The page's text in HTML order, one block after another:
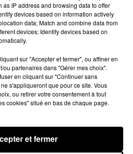
un grave dans un
la matinée, vendredi 7 août à
direction d'Orléans.
Voir plus
as IP address and browsing data to offer
devices based on information actively
data; Match and combine data from
devices; Identify devices based on
sur "Accepter et fermer", ou affiner en
partenaires dans "Gérer mes choix".
en cliquant sur "Continuer sans
s'appliqueront que pour ce site. Vous
ou retirer votre consentement à tout
cookies" situé en bas de chaque page.
et fermer